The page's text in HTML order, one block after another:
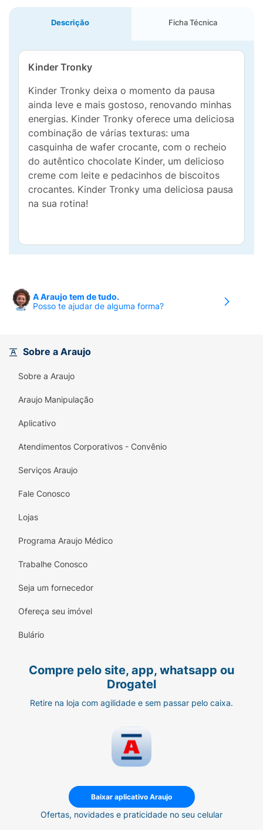
Descrição Ficha Técnica
Kinder Tronky
Kinder Tronky deixa o momento da pausa
ainda leve e mais gostoso, renovando minhas
energias. Kinder Tronky oferece uma deliciosa
combinação de várias texturas: uma
casquinha de wafer crocante, com o recheio
do autêntico chocolate Kinder, um delicioso
creme com leite e pedacinhos de biscoitos
crocantes. Kinder Tronky uma deliciosa pausa
na sua rotina!
A Araujo tem de tudo.
Posso te ajudar de alguma forma?
Sobre a Araujo
Sobre a Araujo
Araujo Manipulação
Aplicativo
Atendimentos Corporativos - Convênio
Serviços Araujo
Fale Conosco
Lojas
Programa Araujo Médico
Trabalhe Conosco
Seja um fornecedor
Ofereça seu imóvel
Bulário
Compre pelo site, app, whatsapp ou
Drogatel
Retire na loja com agilidade e sem passar pelo caixa.
Baixar aplicativo Araujo
Ofertas, novidades e praticidade no seu celular